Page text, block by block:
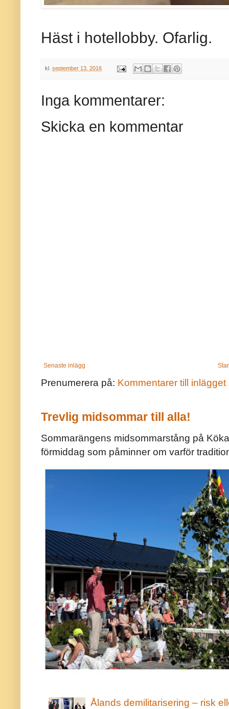
Häst i hotellobby. Ofarlig.
kl. september 13, 2016
Inga kommentarer:
Skicka en kommentar
Senaste inlägg
Prenumerera på: Kommentarer till inlägget
Trevlig midsommar till alla!
Sommarängens midsommarstång på
förmiddag som påminner om varför
Ålands demilitarisering – risk